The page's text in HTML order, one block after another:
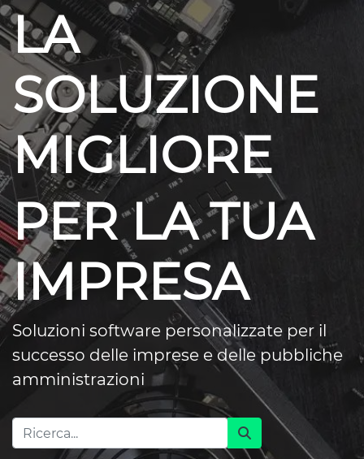
LA
SOLUZIONE
MIGLIORE
PER LA TUA
IMPRESA
Soluzioni software personalizzate per il
successo delle imprese e delle pubbliche
amministrazioni